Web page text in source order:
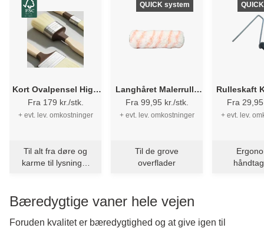
Kort Ovalpensel High
Finish 1179 - Flügger
Fra 179 kr./stk.
+ evt. lev. omkostninger
Til alt fra døre og
karme til lysninger
allround pensel
QUICK system
Langhåret Malerrulle
Lamlon - Flügger
Fra 99,95 kr./stk.
+ evt. lev. omkostninger
Til de grove
overflader
Rulleskaft
DESIGN
Fra
+ evt. lev.
Bæredygtige vaner hele vejen
Foruden kvalitet er bæredygtighed og at give igen til